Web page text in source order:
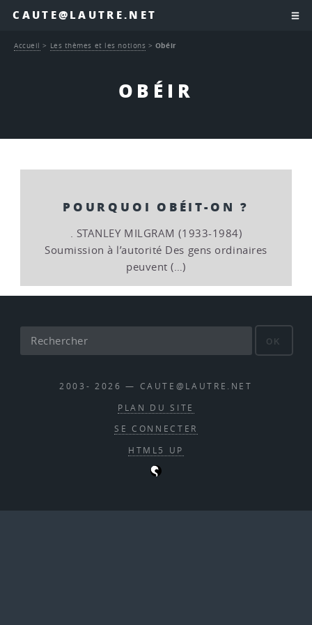
CAUTE@LAUTRE.NET
OBÉIR
Accueil > Les thèmes et les notions > Obéir
POURQUOI OBÉIT-ON ?
. STANLEY MILGRAM (1933-1984)
Soumission à l’autorité Des gens ordinaires
peuvent (…)
OK
2003- 2026 — CAUTE@LAUTRE.NET
PLAN DU SITE
SE CONNECTER
HTML5 UP